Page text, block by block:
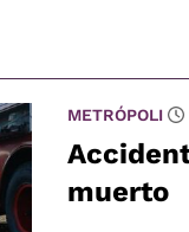
METRÓPOLI
muerto